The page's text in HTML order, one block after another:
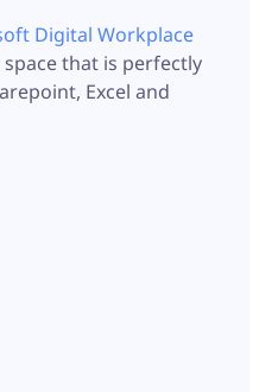
Digital Workplace
that is perfectly
Excel and